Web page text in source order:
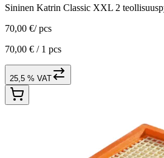
Sininen Katrin Classic XXL 2
70,00 €/ pcs
70,00 € / 1 pcs
25,5 % VAT